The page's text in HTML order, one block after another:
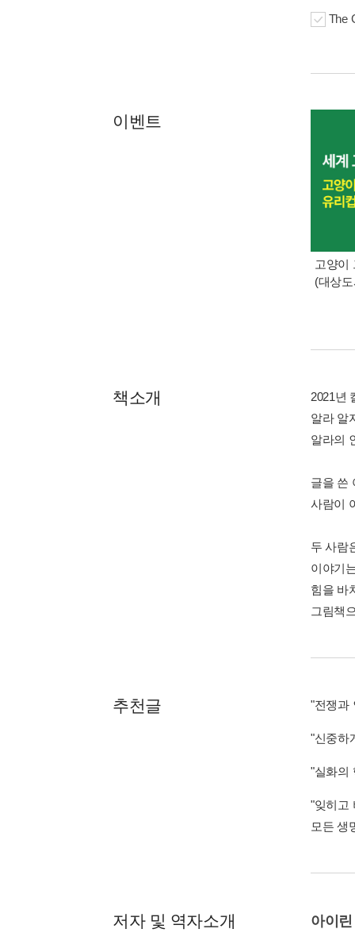
The
이벤트
고양이
(대상
책소개
2021년
알라 알
알라의
글을 쓴
사람이
두 사람
이야기
힘을 바
그림책
추천글 "전쟁과
"신중하
"실화의
"잊히고
모든 생
저자 및 역자소개 아이